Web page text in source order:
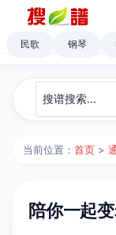
民歌 钢琴
当前位置：首页 >
陪你一起